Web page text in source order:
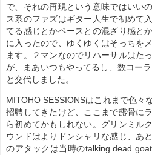
で、それの再現という意味ではいい
ス系のファズはギター人生で初めて
てる感じとかベースとの混ざり感と
に入ったので、ゆくゆくはそっちを
ます。２マンなのでリハーサルはた
が、まあいつもやってるし、数コー
と交代しました。
MITOHO SESSIONSはこれまで色々
招聘してきたけど、ここまで露骨に
ら初めてかもしれない。グリンミル
ウンドはよりドンシャリな感じ、あ
のアタックは当時のtalking dead